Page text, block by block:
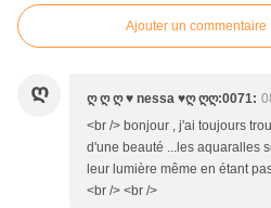
Ajouter un commentaire
Ღ ღ ღ ღ ♥ nessa ♥ღ ღღ:0071:
<br /> bonjour , j'ai toujours
d'une beauté ...les aquaralles
leur lumière même en étant
<br /> <br />